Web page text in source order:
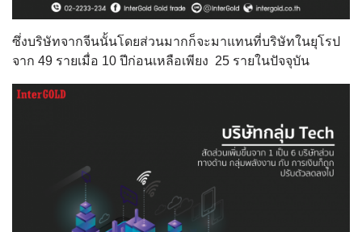
ซึ่งบริษัทจากจีนนั้นโดยส่วนมากก็จะมาแทนที่บริษัทในยุโรป
จาก 49 รายเมื่อ 10 ปีก่อนเหลือเพียง 25 รายในปัจจุบัน